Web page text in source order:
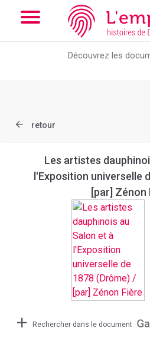
Array ( [slug] => document [ref] =>
new slick-theme.css if you want
retour
Les artistes
l'Exposition universelle
[par] Zénon
Rechercher dans le document